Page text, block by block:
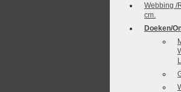
Webbing /
cm.
Doeken/